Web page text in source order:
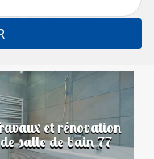
et rénovation
de salle de bain 77